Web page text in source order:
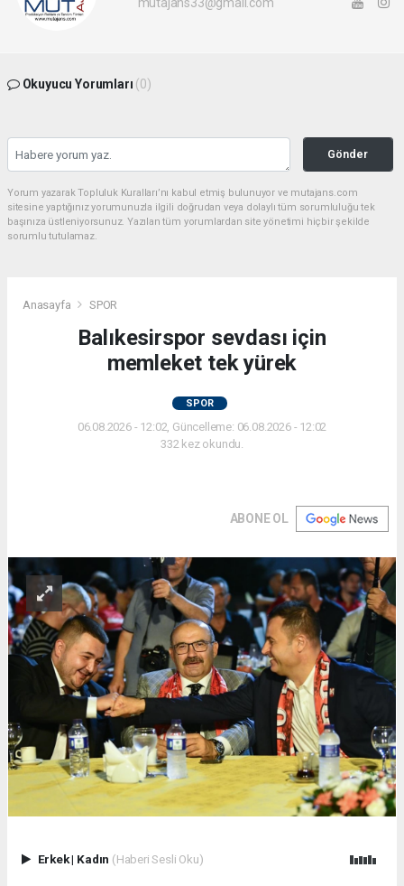
mutajans33@gmail.com
Okuyucu Yorumları (0)
Gönder
Yorum yazarak Topluluk Kuralları’nı kabul etmiş bulunuyor ve mutajans.com
sitesine yaptığınız yorumunuzla ilgili doğrudan veya dolaylı tüm sorumluluğu tek
başınıza üstleniyorsunuz. Yazılan tüm yorumlardan site yönetimi hiçbir şekilde
sorumlu tutulamaz.
Anasayfa SPOR
Balıkesirspor sevdası için
memleket tek yürek
SPOR
06.08.2026 - 12:02, Güncelleme: 06.08.2026 - 12:02
332 kez okundu.
ABONE OL
Erkek| Kadın (Haberi Sesli Oku)